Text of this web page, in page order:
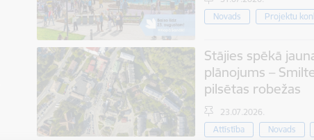
Novads
Projektu
Stājies spēkā
plānojums –
pilsētas robežas
23.07.2026.
Attīstība
Novads